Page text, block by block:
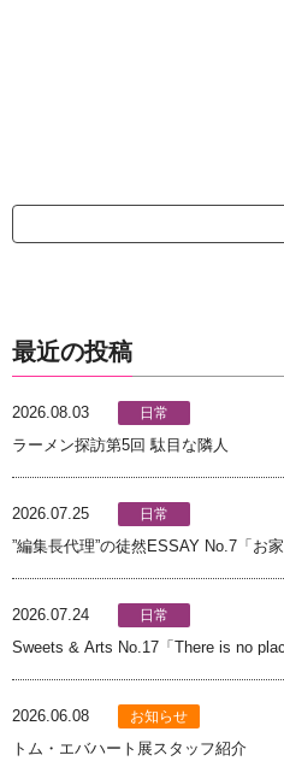
検
最近の投稿
2026.08.03 日常
ラーメン探訪第5回 駄目な隣人
2026.07.25 日常
”編集長代理”の徒然ESSAY No.7「お
2026.07.24 日常
Sweets & Arts No.17「There is no
2026.06.08 お知らせ
トム・エバハート展スタッフ紹介